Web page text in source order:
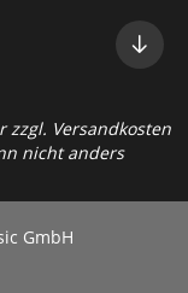
zzgl. Versandkosten
nicht anders
GmbH